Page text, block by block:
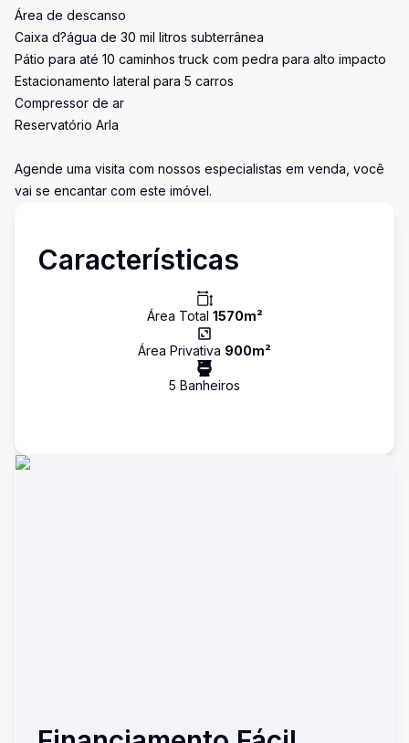
Área de descanso
Caixa d?água de 30 mil litros subterrânea
Pátio para até 10 caminhos truck com pedra para alto impacto
Estacionamento lateral para 5 carros
Compressor de ar
Reservatório Arla
Agende uma visita com nossos especialistas em venda, você
vai se encantar com este imóvel.
Características
Área Total 1570m²
Área Privativa 900m²
5 Banheiros